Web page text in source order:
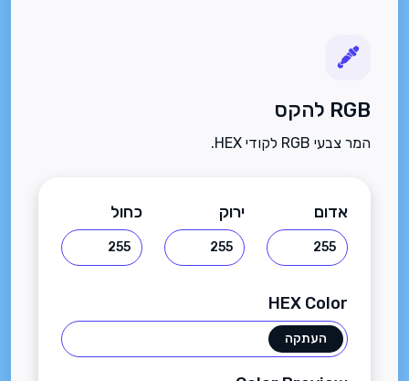
RGB להקס
המר צבעי RGB לקודי HEX.
אדום ירוק כחול
HEX Color
העתקה